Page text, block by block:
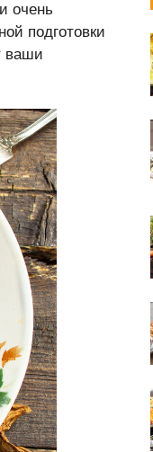
очень
подготовки
ваши